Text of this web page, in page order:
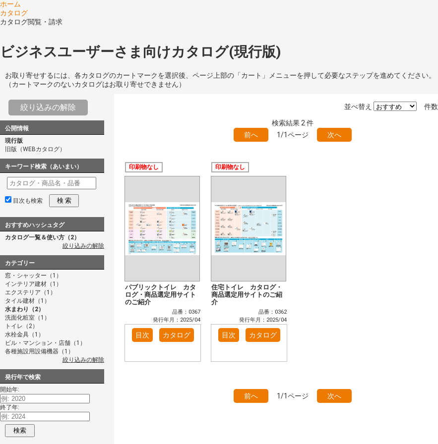
ホーム
カタログ
カタログ閲覧・請求
ビジネスユーザーさま向けカタログ(現行版)
お取り寄せするには、各カタログのカートマークを選択後、ページ上部の「カート」メニューを押して必要なステップを進めてください。
（カートマークのないカタログはお取り寄せできません）
絞り込みの解除
公開情報
現行版
旧版（WEBカタログ）
キーワード検索（あいまい）
目次も検索 検 索
おすすめハッシュタグ
カタログ一覧＆使い方（2）
絞り込みの解除
カテゴリー
窓・シャッター（1）
インテリア建材（1）
エクステリア（1）
タイル建材（1）
水まわり（2）
洗面化粧室（1）
トイレ（2）
水栓金具（1）
ビル・マンション・店舗（1）
各種施設用設備機器（1）
絞り込みの解除
発行年で検索
開始年:
終了年:
検索
件数
並べ替え
検索結果 2 件
前へ
1/1ページ 次へ
印刷物なし
パブリックトイレ カタ
ログ・商品選定用サイト
のご紹介
品番：0367
発行年月：2025/04
目次 カタログ
印刷物なし
住宅トイレ カタログ・
商品選定用サイトのご紹
介
品番：0362
発行年月：2025/04
目次 カタログ
前へ 1/1ページ 次へ